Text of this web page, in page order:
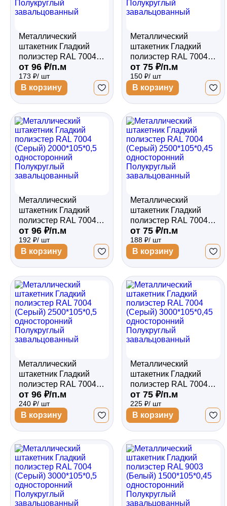
Металлический
штакетник Гладкий
полиэстер RAL 7004
(Серый) 1800*105*0,5
односторонний
Полукруглый
завальцованный
от 96 ₽/п.м
173 ₽/ шт
В корзину
Металлический
штакетник Гладкий
полиэстер RAL 7004
(Серый)
2000*105*0,45
односторонний
Полукруглый
от 75 ₽/п.м
150 ₽/ шт
В корзину
Металлический
штакетник Гладкий
полиэстер RAL 7004
(Серый) 2000*105*0,5
односторонний
Полукруглый
завальцованный
от 96 ₽/п.м
192 ₽/ шт
В корзину
Металлический
штакетник Гладкий
полиэстер RAL 7004
(Серый)
2500*105*0,45
односторонний
Полукруглый
от 75 ₽/п.м
188 ₽/ шт
В корзину
Металлический
штакетник Гладкий
полиэстер RAL 7004
(Серый) 2500*105*0,5
односторонний
Полукруглый
завальцованный
от 96 ₽/п.м
240 ₽/ шт
В корзину
Металлический
штакетник Гладкий
полиэстер RAL 7004
(Серый)
3000*105*0,45
односторонний
Полукруглый
от 75 ₽/п.м
225 ₽/ шт
В корзину